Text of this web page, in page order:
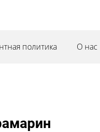
политика О нас